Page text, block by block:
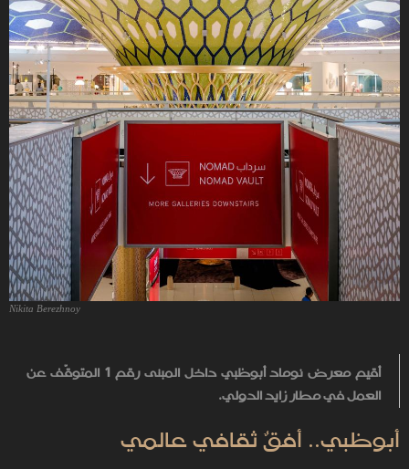
Nikita Berezhnoy
أقيم معرض نوماد أبوظبي داخل المبنى رقم 1 المتوقّف عن
العمل في مطار زايد الدولي.
أبوظبي.. أفقٌ ثقافي عالمي